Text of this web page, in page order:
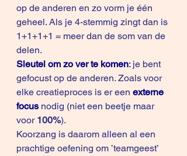
op de anderen en zo vorm je één
geheel. Als je 4-stemmig zingt dan is
1+1+1+1 = meer dan de som van de
delen.
Sleutel om zo ver te komen: je bent
gefocust op de anderen. Zoals voor
elke creatieproces is er een externe
focus nodig (niet een beetje maar
voor 100%).
Koorzang is daarom alleen al een
prachtige oefening om ’teamgeest’